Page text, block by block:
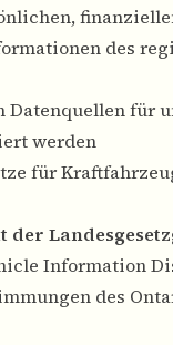
des
Datenquellen für
werden
für
Information
des